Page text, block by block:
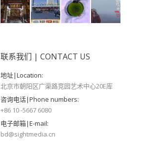
联系我们 | CONTACT US
地址|Location:
北京市朝阳区广渠路竞园艺术中心20E库
咨询电话|Phone numbers:
+86 10 -5667 6080
电子邮箱|E-mail:
bd@sightmedia.cn